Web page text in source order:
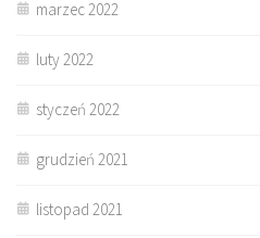
marzec 2022
luty 2022
styczeń 2022
grudzień 2021
listopad 2021